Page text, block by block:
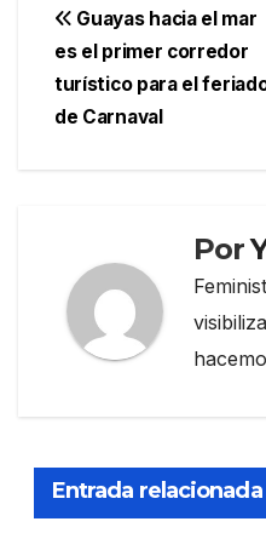
Navegación
de
entradas
Guayas hacia el mar
es el primer corredor
turístico para el
de Carnaval
Por
Entrada relacionada